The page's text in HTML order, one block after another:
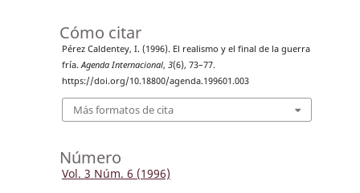
Cómo citar
Pérez Caldentey, I. (1996). El realismo y el final de la guerra
fría.Agenda Internacional, 3(6), 73–77.
https://doi.org/10.18800/agenda.199601.003
Más formatos de cita
Número
Vol. 3 Núm. 6 (1996)